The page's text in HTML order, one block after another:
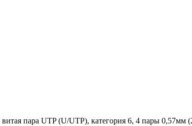
пара UTP (U/UTP), категория 6, 4 пары 0,57мм